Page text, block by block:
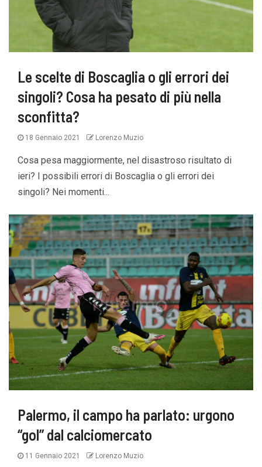
Le scelte di Boscaglia o gli errori dei
singoli? Cosa ha pesato di più nella
sconfitta?
18 Gennaio 2021 Lorenzo Muzio
Cosa pesa maggiormente, nel disastroso risultato di
ieri? I possibili errori di Boscaglia o gli errori dei
singoli? Nei momenti...
Palermo, il campo ha parlato: urgono
“gol” dal calciomercato
11 Gennaio 2021 Lorenzo Muzio